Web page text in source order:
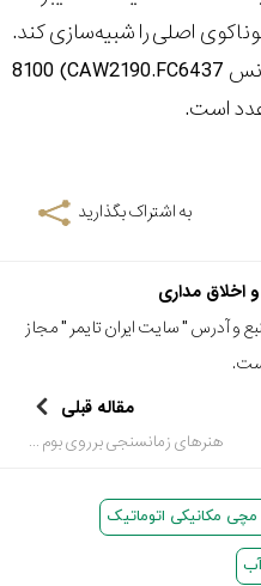
اصلی را شبیه‌سازی کند.
قیمت موناکو بامفورد (رفرنس CAW2190.FC6437) 8100
به اشتراک بگذارید
اخلاق مداری
و آدرس "سایت ایران تایمر " مجاز
مقاله قبلی
هنرهای زمانسنجی برروی بوم نقاشی
مکانیکی اتوماتیک